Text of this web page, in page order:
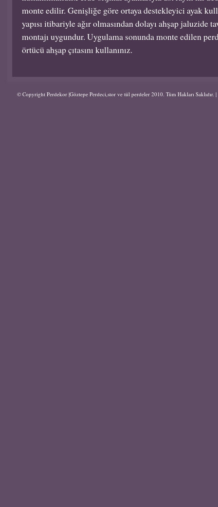
monte edilir. Genişliğe göre ortaya destekleyici ayak
yapısı itibariyle ağır olmasından dolayı ahşap jaluzide
montajı uygundur. Uygulama sonunda monte edilen
örtücü ahşap çıtasını kullanınız.
© Copyright Perdekor |Göztepe Perdeci,stor ve tül perdeler 2010. Tüm Hakları Saklıdır. |